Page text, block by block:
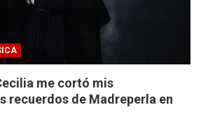
me cortó mis
recuerdos de Madreperla en